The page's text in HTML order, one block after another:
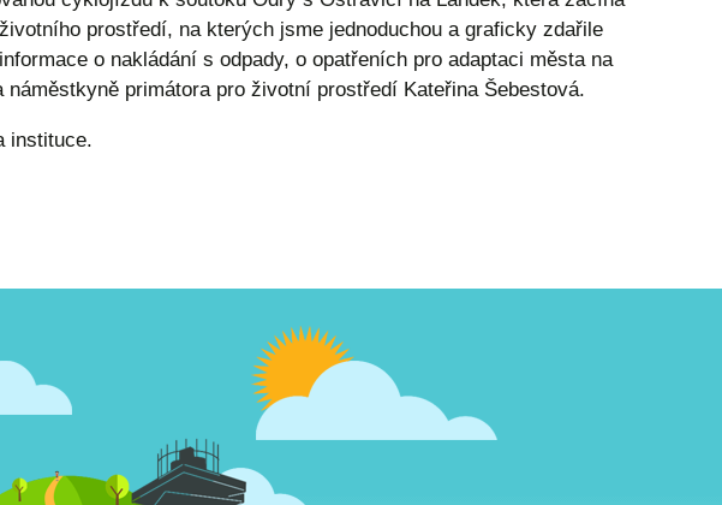
prostředí, na kterých jsme jednoduchou a graficky zdařile
o nakládání s odpady, o opatřeních pro adaptaci města na
primátora pro životní prostředí Kateřina Šebestová.
instituce.